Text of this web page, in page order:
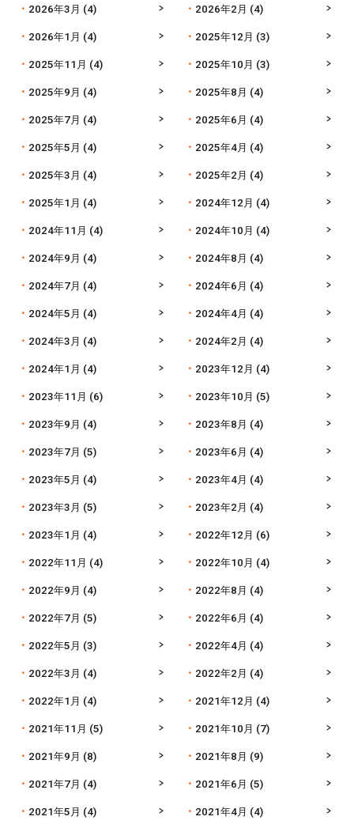
2026年3月 (4) 2026年2月 (4)
2026年1月 (4) 2025年12月 (3)
2025年11月 (4) 2025年10月 (3)
2025年9月 (4) 2025年8月 (4)
2025年7月 (4) 2025年6月 (4)
2025年5月 (4) 2025年4月 (4)
2025年3月 (4) 2025年2月 (4)
2025年1月 (4) 2024年12月 (4)
2024年11月 (4) 2024年10月 (4)
2024年9月 (4) 2024年8月 (4)
2024年7月 (4) 2024年6月 (4)
2024年5月 (4) 2024年4月 (4)
2024年3月 (4) 2024年2月 (4)
2024年1月 (4) 2023年12月 (4)
2023年11月 (6) 2023年10月 (5)
2023年9月 (4) 2023年8月 (4)
2023年7月 (5) 2023年6月 (4)
2023年5月 (4) 2023年4月 (4)
2023年3月 (5) 2023年2月 (4)
2023年1月 (4) 2022年12月 (6)
2022年11月 (4) 2022年10月 (4)
2022年9月 (4) 2022年8月 (4)
2022年7月 (5) 2022年6月 (4)
2022年5月 (3) 2022年4月 (4)
2022年3月 (4) 2022年2月 (4)
2022年1月 (4) 2021年12月 (4)
2021年11月 (5) 2021年10月 (7)
2021年9月 (8) 2021年8月 (9)
2021年7月 (4) 2021年6月 (5)
2021年5月 (4) 2021年4月 (4)